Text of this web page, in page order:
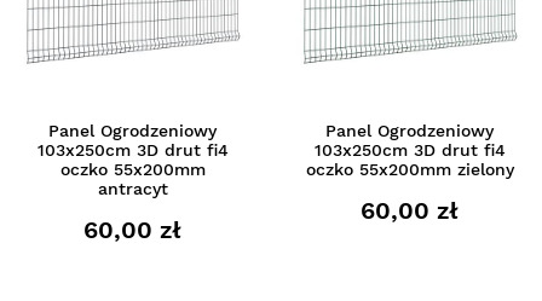
Panel Ogrodzeniowy
103x250cm 3D drut fi4
oczko 55x200mm
antracyt
60,00 zł
Panel Ogrodzeniowy
103x250cm 3D drut fi4
oczko 55x200mm zielony
60,00 zł